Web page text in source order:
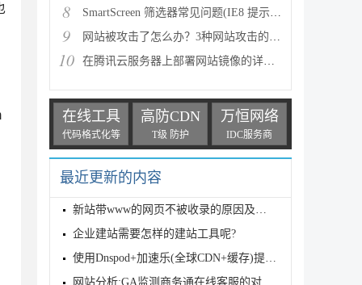
8 SmartScreen 筛选器常见问题(IE8 提示此为已报告的不
9 网站被攻击了怎么办？3种网站攻击的解决办法
10 在腾讯云服务器上部署网站镜像的详细教程
在线工具
代码格式化等
高防CDN
T级 防护
万恒网络
IDC服务商
最近更新的内容
新站带www的网页不被收录的原因及解决方法
企业建站需要怎样的建站工具呢?
使用Dnspod+加速乐(全球CDN+缓存)提高网站访问速度